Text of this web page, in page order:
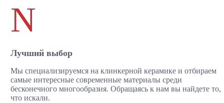
N
Лучший выбор
Мы специализируемся на клинкерной керамике и отбираем
самые интересные современные материалы среди
бесконечного многообразия. Обращаясь к нам вы найдете то,
что искали.